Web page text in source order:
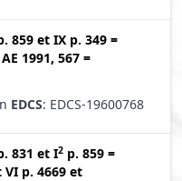
859 et IX p. 349 =
AE 1991, 567 =
EDCS: EDCS-19600768
831 et I2 p. 859 =
VI p. 4669 et